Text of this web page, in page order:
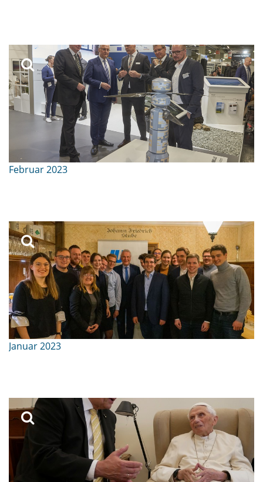
Februar 2023
Januar 2023